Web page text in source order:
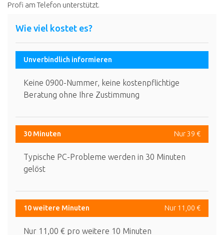
Profi am Telefon unterstützt.
Wie viel kostet es?
Unverbindlich informieren
Keine 0900-Nummer, keine kostenpflichtige
Beratung ohne Ihre Zustimmung
30 Minuten Nur 39 €
Typische PC-Probleme werden in 30 Minuten
gelöst
10 weitere Minuten Nur 11,00 €
Nur 11,00 € pro weitere 10 Minuten